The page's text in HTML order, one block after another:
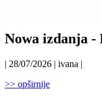
Nowa izdanja -
| 28/07/2026 | ivana |
>> opširnije